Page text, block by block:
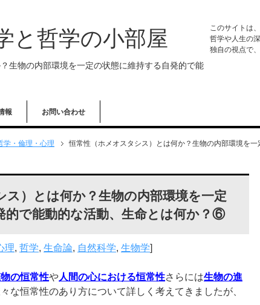
と哲学の小部屋
生物の内部環境を一定の状態に維持する自発的で能
このサイトは
哲学や人生の
独自の視点で
報 お問い合わせ
学・倫理・心理
恒常性（ホメオスタシス）とは何か？生物の内部環境を
ス）とは何か？生物の内部環境を一定
的で能動的な活動、生命とは何か？⑥
理, 哲学, 生命論, 自然科学, 生物学]
の恒常性や人間の心における恒常性さらには生物の進
な恒常性のあり方について詳しく考えてきましたが、